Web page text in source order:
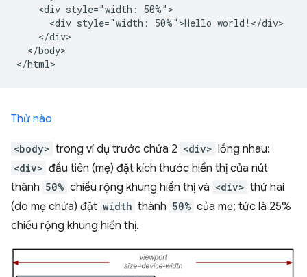
    <div style="width: 50%">
      <div style="width: 50%">Hello world!</div>
    </div>
  </body>
Thử nào
<body> trong ví dụ trước chứa 2 <div> lồng nhau:
<div> đầu tiên (mẹ) đặt kích thước hiển thị của nút
thành 50% chiều rộng khung hiển thị và <div> thứ hai
(do mẹ chứa) đặt width thành 50% của mẹ; tức là 25%
chiều rộng khung hiển thị.